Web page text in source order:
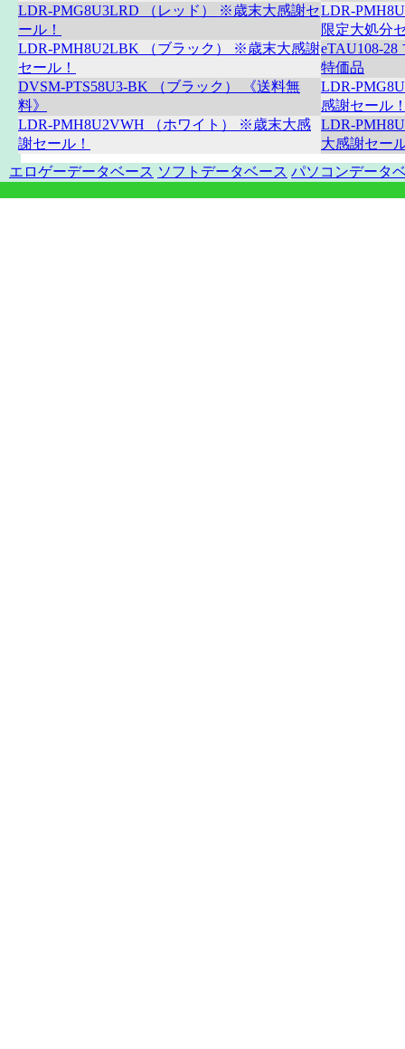
LDR-PMG8U3LRD （レッド） ※歳末大感謝セ
ール！
LDR-
限定大処分
LDR-PMH8U2LBK （ブラック） ※歳末大感謝
セール！
eTAU108-
特価品
DVSM-PTS58U3-BK （ブラック） 《送料無
料》
LDR-
感謝セール
LDR-PMH8U2VWH （ホワイト） ※歳末大感
謝セール！
LDR-
大感謝セー
エロゲーデータベース ソフトデータベース パソコンデータ